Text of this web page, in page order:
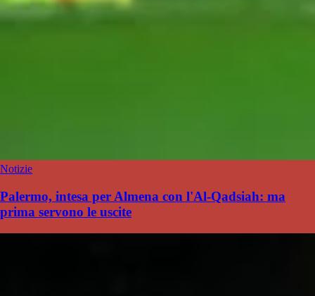
Notizie
Palermo, intesa per Almena con l'Al-Qadsiah: ma
prima servono le uscite